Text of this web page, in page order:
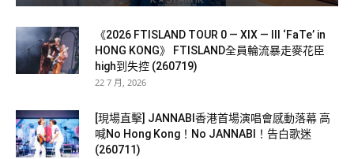
《2026 FTISLAND TOUR 0 — XIX — III ‘FaTe’ in
HONG KONG》 FTISLAND全員輪流暴走麥花臣
high到失控 (260719)
22 7 月, 2026
[現場直擊] JANNABI香港首場演唱會感動落幕 高
喊No Hong Kong！No JANNABI！告白歌迷
(260711)